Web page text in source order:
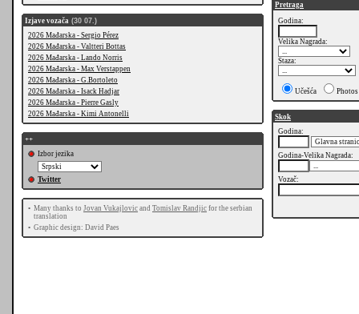
Izjave vozača (30 07.)
2026 Mađarska - Sergio Pérez
2026 Mađarska - Valtteri Bottas
2026 Mađarska - Lando Norris
2026 Mađarska - Max Verstappen
2026 Mađarska - G.Bortoleto
2026 Mađarska - Isack Hadjar
2026 Mađarska - Pierre Gasly
2026 Mađarska - Kimi Antonelli
++
Izbor jezika
Twitter
• Many thanks to Jovan Vukajlovic and Tomislav Randjic for the serbian
translation
• Graphic design: David Paes
Pretraga
Godina:
Velika Nagrada:
Staza:
Učešća Photos
Skok
Godina:
Godina-Velika Nagrada:
Vozač: